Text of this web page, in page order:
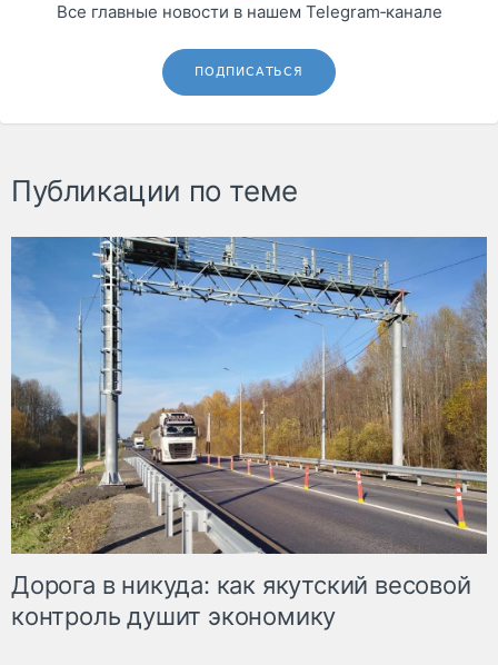
Все главные новости в нашем Telegram‑канале
ПОДПИСАТЬСЯ
Публикации по теме
Дорога в никуда: как якутский весовой
контроль душит экономику